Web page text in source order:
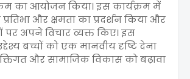
का आयोजन किया। इस कार्यक्रम में
और क्षमता का प्रदर्शन किया और
पर अपने विचार व्यक्त किए। इस
बच्चों को एक मानवीय दृष्टि देना
और सामाजिक विकास को बढ़ावा